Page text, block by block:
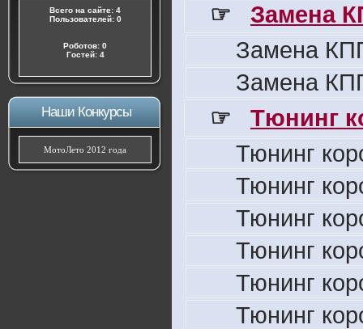
Всего на сайте: 4
Пользователей: 0
Роботов: 0
Гостей: 4
Наши Конкурсы
МотоЛето 2012 года
☞
Замена
Замена
Замена
☞
Тюнинг
Тюнинг
Тюнинг
Тюнинг
Тюнинг
Тюнинг
Тюнинг